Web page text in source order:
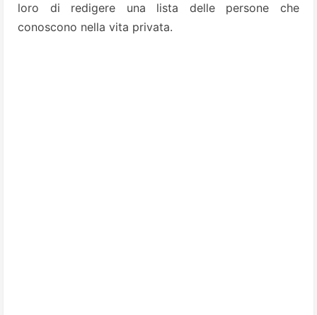
loro di redigere una lista delle persone che
conoscono nella vita privata.